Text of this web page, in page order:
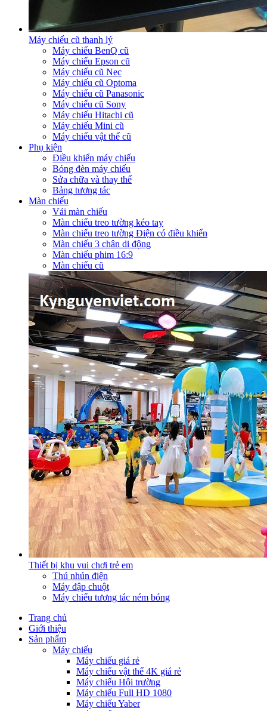
Máy chiếu cũ thanh lý
Máy chiếu BenQ cũ
Máy chiếu Epson cũ
Máy chiếu cũ Nec
Máy chiếu cũ Optoma
Máy chiếu cũ Panasonic
Máy chiếu cũ Sony
Máy chiếu Hitachi cũ
Máy chiếu Mini cũ
Máy chiếu vật thể cũ
Phụ kiện
Điều khiển máy chiếu
Bóng đèn máy chiếu
Sửa chữa và thay thế
Bảng tương tác
Màn chiếu
Vải màn chiếu
Màn chiếu treo tường kéo tay
Màn chiếu treo tường Điện có điều khiển
Màn chiếu 3 chân di động
Màn chiếu phim 16:9
Màn chiếu cũ
Thiết bị khu vui chơi trẻ em
Thú nhún điện
Máy đập chuột
Máy chiếu tương tác ném bóng
Trang chủ
Giới thiệu
Sản phẩm
Máy chiếu
Máy chiếu giá rẻ
Máy chiếu vật thể 4K giá rẻ
Máy chiếu Hội trường
Máy chiếu Full HD 1080
Máy chiếu Yaber